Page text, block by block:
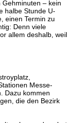
– kein
halbe Stunde U-
einen Termin zu
Denn viele
allem deshalb, weil
Messe-
Dazu kommen
die den Bezirk